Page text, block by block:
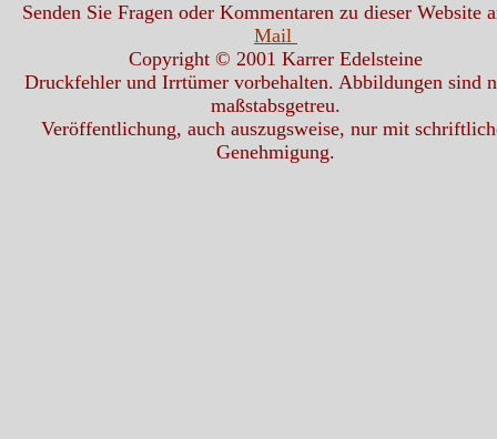
Senden Sie Fragen oder Kommentaren zu dieser Website
Mail
Copyright © 2001 Karrer Edelsteine
Druckfehler und Irrtümer vorbehalten. Abbildungen sind
maßstabsgetreu.
Veröffentlichung, auch auszugsweise, nur mit
Genehmigung.